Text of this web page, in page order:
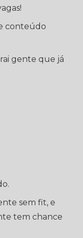
conteúdo
gente que já
sem fit, e
tem chance